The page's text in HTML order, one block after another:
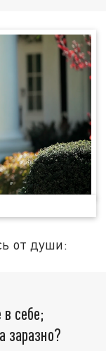
от души:
себе;
заразно?